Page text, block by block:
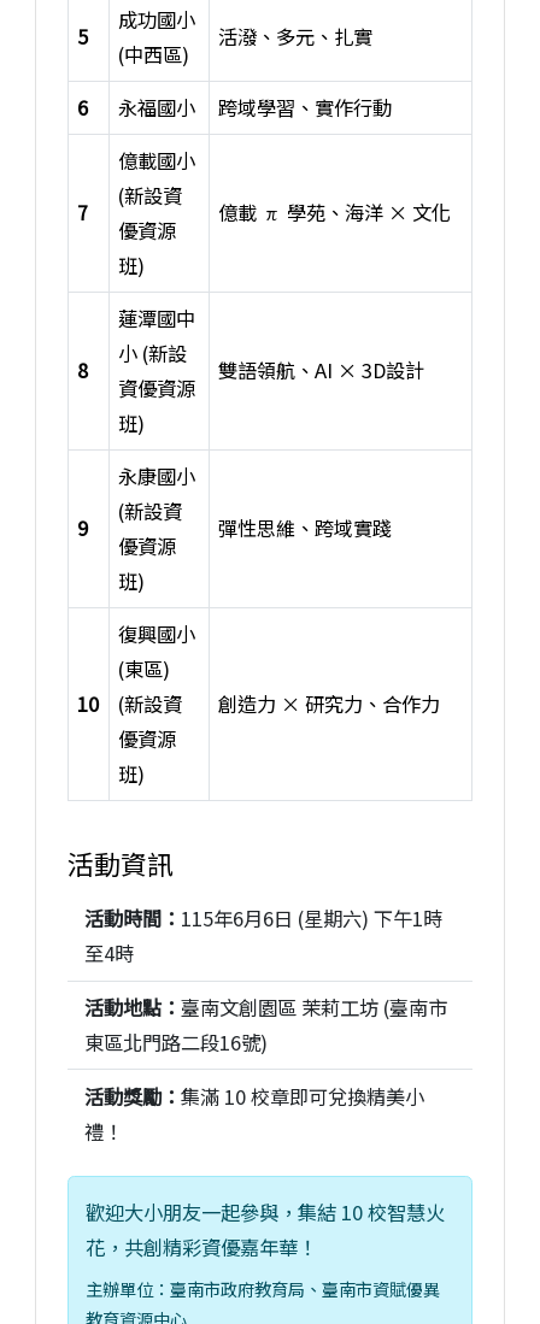
5
成功國小
(中西區)
活潑、多元、扎實
6 永福國小 跨域學習、實作行動
7
億載國小
(新設資
優資源
班)
億載 π 學苑、海洋 × 文化
8
蓮潭國中
小 (新設
資優資源
班)
雙語領航、AI × 3D設計
9
永康國小
(新設資
優資源
班)
彈性思維、跨域實踐
10
復興國小
(東區)
(新設資
優資源
班)
創造力 × 研究力、合作力
活動資訊
活動時間： 115年6月6日 (星期六) 下午1時
至4時
活動地點：臺南文創園區 茉莉工坊 (臺南市
東區北門路二段16號)
活動獎勵：集滿 10 校章即可兌換精美小
禮！
歡迎大小朋友一起參與，集結 10 校智慧火
花，共創精彩資優嘉年華！
主辦單位：臺南市政府教育局、臺南市資賦優異
教育資源中心